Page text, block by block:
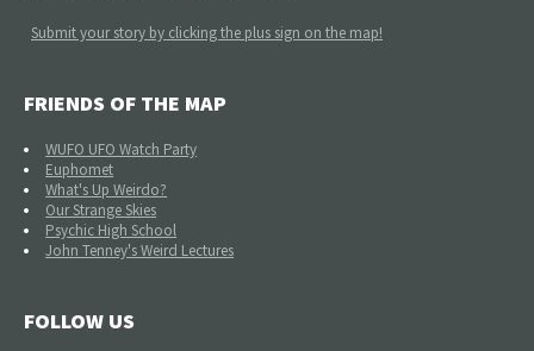
Submit your story by clicking the plus sign on the map!
FRIENDS OF THE MAP
WUFO UFO Watch Party
Euphomet
What's Up Weirdo?
Our Strange Skies
Psychic High School
John Tenney's Weird Lectures
FOLLOW US